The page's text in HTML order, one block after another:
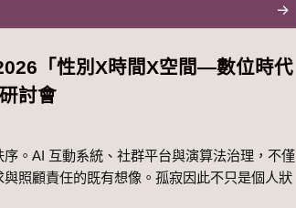
「性別Χ時間Χ空間—數位時代
討會
。AI 互動系統、社群平台與演算法治理，不僅
照顧責任的既有想像。孤寂因此不只是個人狀